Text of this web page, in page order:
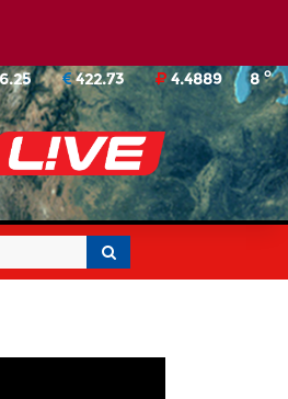
8o
422.73 4.4889